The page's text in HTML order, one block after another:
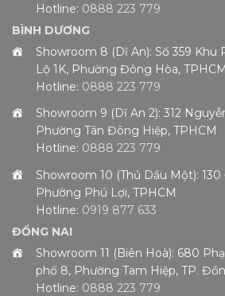
Hotline: 0888 223 779
BÌNH DƯƠNG
Showroom 8 (Dĩ An): Số 359 Khu
Lộ 1K, Phường Đông Hòa, TPHCM
Hotline: 0888 223 779
Showroom 9 (Dĩ An 2): 312
Phường Tân Đông Hiệp, TPHCM
Hotline: 0888 223 779
Showroom 10 (Thủ Dầu Một):
Phường Phú Lợi, TPHCM
Hotline: 0919 877 633
ĐỒNG NAI
Showroom 11 (Biên Hoà): 680
phố 8, Phường Tam Hiệp, TP.
Hotline: 0888 223 779